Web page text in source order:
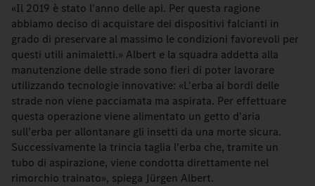
«Il 2019 è stato l'anno delle api. Per questa ragione
abbiamo deciso di acquistare dei dispositivi falcianti in
grado di preservare al massimo le condizioni favorevoli per
questi utili animaletti.» Albert e la squadra addetta alla
manutenzione delle strade sono fieri di poter lavorare
utilizzando tecnologie innovative: «L'erba ai bordi delle
strade non viene pacciamata ma aspirata. Per effettuare
questa operazione viene alimentato un getto d'aria
sull'erba per allontanare gli insetti da una morte sicura.
Successivamente la trincia taglia l'erba che, tramite un
tubo di aspirazione, viene condotta direttamente nel
rimorchio trainato», spiega Jürgen Albert.